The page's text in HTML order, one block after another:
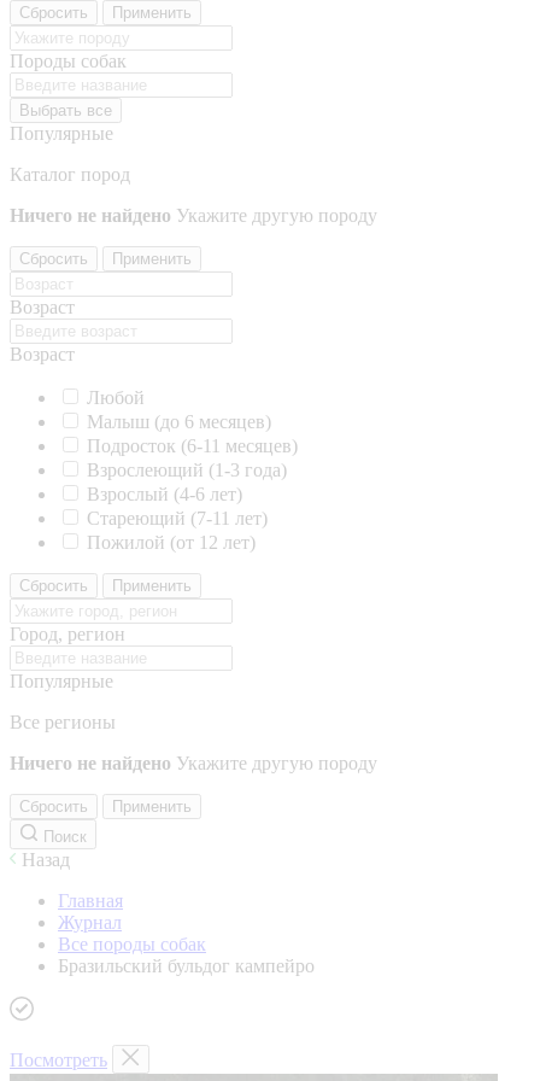
Сбросить Применить
Породы собак
Выбрать все
Популярные
Каталог пород
Ничего не найдено Укажите другую породу
Сбросить Применить
Возраст
Возраст
Любой
Малыш (до 6 месяцев)
Подросток (6-11 месяцев)
Взрослеющий (1-3 года)
Взрослый (4-6 лет)
Стареющий (7-11 лет)
Пожилой (от 12 лет)
Сбросить Применить
Город, регион
Популярные
Все регионы
Ничего не найдено Укажите другую породу
Сбросить
Применить
Поиск
Назад
Главная
Журнал
Все породы собак
Бразильский бульдог кампейро
Посмотреть